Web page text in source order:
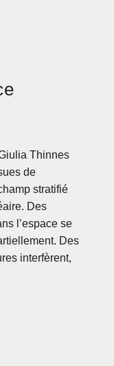
Thinnes
de
stratifié
Des
l’espace se
Des
interfèrent,